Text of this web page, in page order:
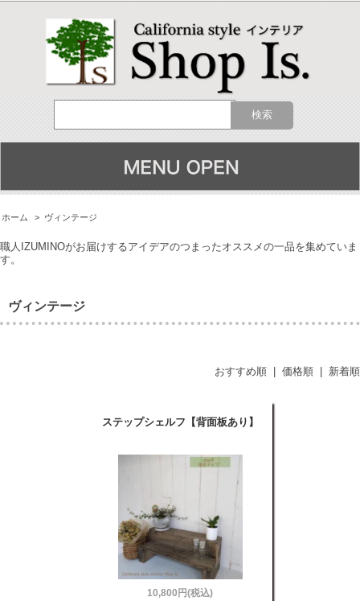
ホーム > ヴィンテージ
職人IZUMINOがお届けするアイデアのつまったオススメの一品を集めていま
す。
ヴィンテージ
おすすめ順 価格順 新着順
ステップシェルフ【背面板あり】
10,800円(税込)